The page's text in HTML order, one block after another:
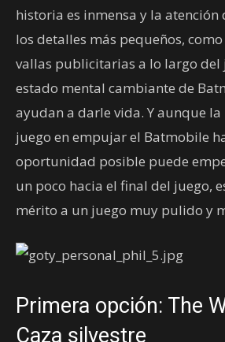
historia es inmensa y la atención
los detalles más pequeños,
vallas publicitarias a lo largo del
estado mental cambiante de
ayudan a darle vida. Y aunque
juego en empujar el Batmobile
oportunidad posible puede
un poco hacia el final del juego,
mérito a un juego muy pulido y
Primera opción: The
Caza silvestre